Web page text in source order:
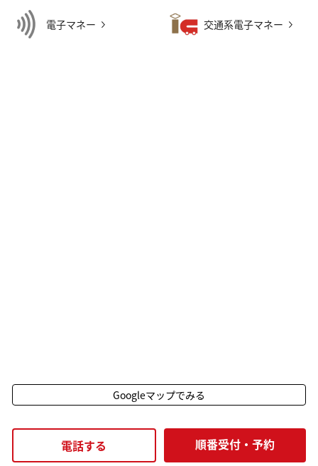
電子マネー 交通系電子マネー
Googleマップでみる
電話する 順番受付・予約